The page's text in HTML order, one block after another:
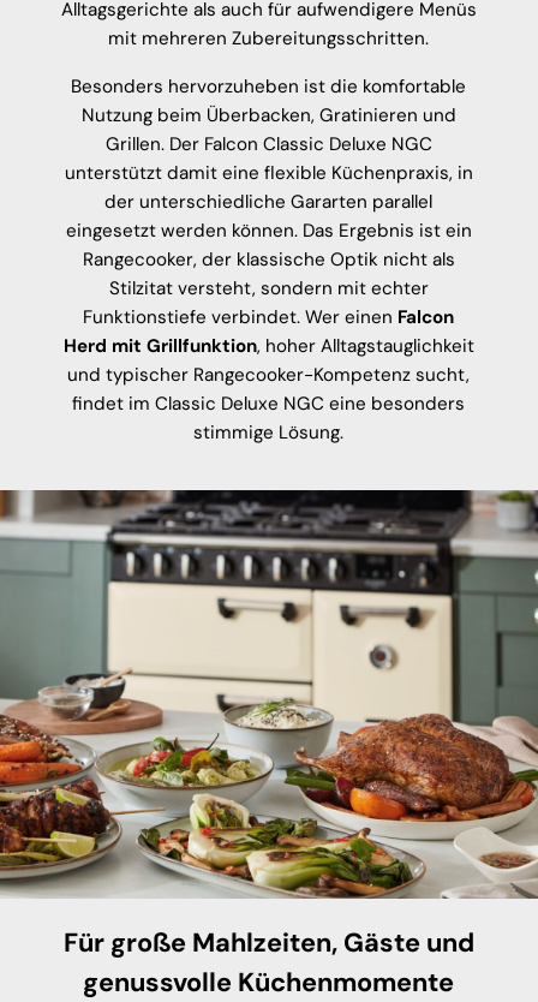
Alltagsgerichte als auch für aufwendigere Menüs
mit mehreren Zubereitungsschritten.
Besonders hervorzuheben ist die komfortable
Nutzung beim Überbacken, Gratinieren und
Grillen. Der Falcon Classic Deluxe NGC
unterstützt damit eine flexible Küchenpraxis, in
der unterschiedliche Gararten parallel
eingesetzt werden können. Das Ergebnis ist ein
Rangecooker, der klassische Optik nicht als
Stilzitat versteht, sondern mit echter
Funktionstiefe verbindet. Wer einen Falcon
Herd mit Grillfunktion, hoher Alltagstauglichkeit
und typischer Rangecooker-Kompetenz sucht,
findet im Classic Deluxe NGC eine besonders
stimmige Lösung.
Für große Mahlzeiten, Gäste und
genussvolle Küchenmomente